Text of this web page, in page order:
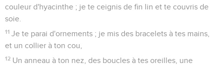
couleur d'hyacinthe ; je te ceignis de fin lin et te couvris de
soie.
11 Je te parai d'ornements ; je mis des bracelets à tes mains,
et un collier à ton cou,
12 Un anneau à ton nez, des boucles à tes oreilles, une